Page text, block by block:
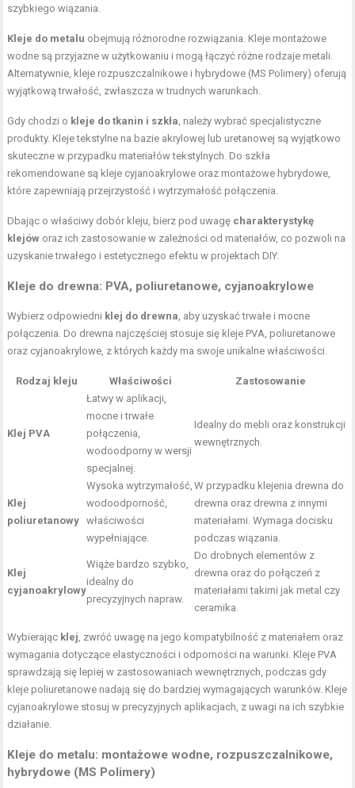
szybkiego wiązania.
Kleje do metalu obejmują różnorodne rozwiązania. Kleje montażowe
wodne są przyjazne w użytkowaniu i mogą łączyć różne rodzaje metali.
Alternatywnie, kleje rozpuszczalnikowe i hybrydowe (MS Polimery) oferują
wyjątkową trwałość, zwłaszcza w trudnych warunkach.
Gdy chodzi o kleje do tkanin i szkła, należy wybrać specjalistyczne
produkty. Kleje tekstylne na bazie akrylowej lub uretanowej są wyjątkowo
skuteczne w przypadku materiałów tekstylnych. Do szkła
rekomendowane są kleje cyjanoakrylowe oraz montażowe hybrydowe,
które zapewniają przejrzystość i wytrzymałość połączenia.
Dbając o właściwy dobór kleju, bierz pod uwagę charakterystykę
klejów oraz ich zastosowanie w zależności od materiałów, co pozwoli na
uzyskanie trwałego i estetycznego efektu w projektach DIY.
Kleje do drewna: PVA, poliuretanowe, cyjanoakrylowe
Wybierz odpowiedni klej do drewna, aby uzyskać trwałe i mocne
połączenia. Do drewna najczęściej stosuje się kleje PVA, poliuretanowe
oraz cyjanoakrylowe, z których każdy ma swoje unikalne właściwości.
Rodzaj kleju Właściwości Zastosowanie
Klej PVA
Łatwy w aplikacji,
mocne i trwałe
połączenia,
wodoodporny w wersji
specjalnej.
Idealny do mebli oraz konstrukcji
wewnętrznych.
Klej
poliuretanowy
Wysoka wytrzymałość,
wodoodporność,
właściwości
wypełniające.
W przypadku klejenia drewna do
drewna oraz drewna z innymi
materiałami. Wymaga docisku
podczas wiązania.
Klej
cyjanoakrylowy
Wiąże bardzo szybko,
idealny do
precyzyjnych napraw.
Do drobnych elementów z
drewna oraz do połączeń z
materiałami takimi jak metal czy
ceramika.
Wybierając klej, zwróć uwagę na jego kompatybilność z materiałem oraz
wymagania dotyczące elastyczności i odporności na warunki. Kleje PVA
sprawdzają się lepiej w zastosowaniach wewnętrznych, podczas gdy
kleje poliuretanowe nadają się do bardziej wymagających warunków. Kleje
cyjanoakrylowe stosuj w precyzyjnych aplikacjach, z uwagi na ich szybkie
działanie.
Kleje do metalu: montażowe wodne, rozpuszczalnikowe,
hybrydowe (MS Polimery)